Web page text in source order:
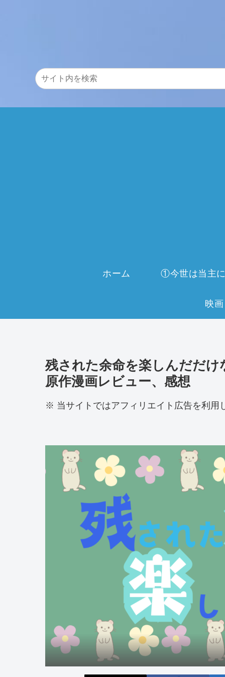
ホーム
残された余命を楽しんだだ
原作漫画レビュー、感想
※ 当サイトではアフィリエイト広告を利用